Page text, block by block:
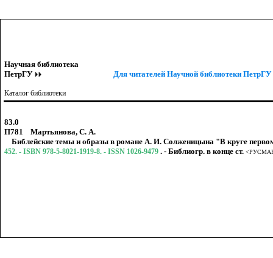
Научная библиотека
ПетрГУ
Каталог библиотеки
Для читателей Научной библиотеки
83.0
П781 Мартьянова, С. А.
Библейские темы и образы в романе А. И. Солженицына "В круге
452. - ISBN 978-5-8021-1919-8. - ISSN 1026-9479 . - Библиогр. в конце ст.